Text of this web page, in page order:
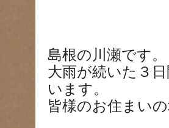
島根の川瀬です。
大雨が続いた３
います。
皆様のお住まい